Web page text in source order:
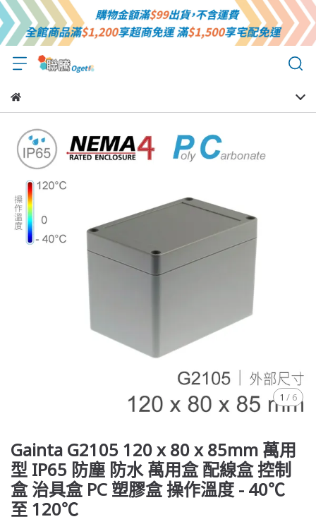
1 / 6
Gainta G2105 120 x 80 x 85mm 萬用
型 IP65 防塵 防水 萬用盒 配線盒 控制
盒 治具盒 PC 塑膠盒 操作溫度 - 40℃
至 120℃